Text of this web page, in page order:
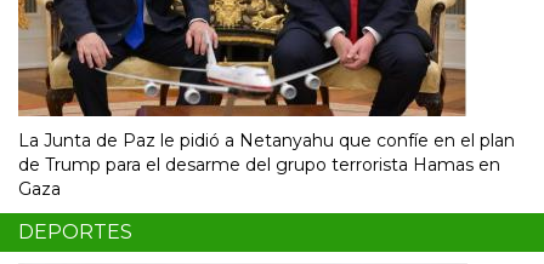
La Junta de Paz le pidió a Netanyahu que confíe en el plan
de Trump para el desarme del grupo terrorista Hamas en
Gaza
DEPORTES